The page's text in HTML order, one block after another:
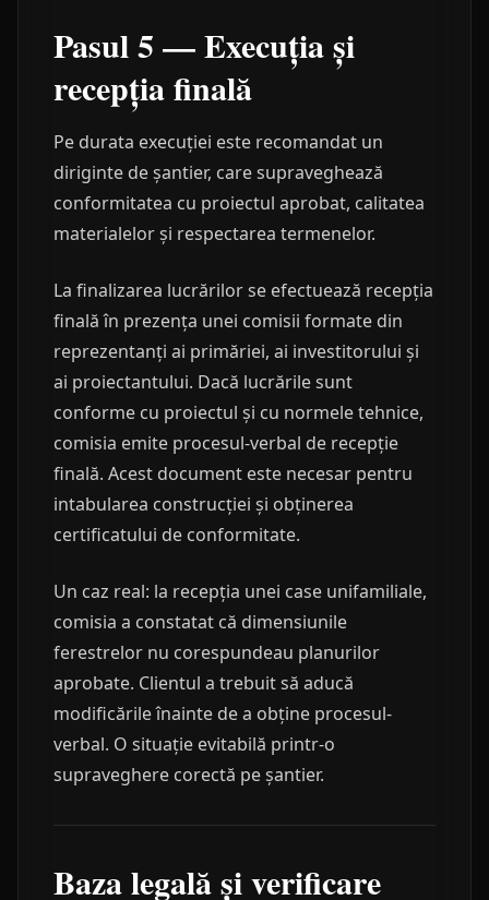
Pasul 5 — Execuția și
recepția finală
Pe durata execuției este recomandat un
diriginte de șantier, care supraveghează
conformitatea cu proiectul aprobat, calitatea
materialelor și respectarea termenelor.
La finalizarea lucrărilor se efectuează recepția
finală în prezența unei comisii formate din
reprezentanți ai primăriei, ai investitorului și
ai proiectantului. Dacă lucrările sunt
conforme cu proiectul și cu normele tehnice,
comisia emite procesul-verbal de recepție
finală. Acest document este necesar pentru
intabularea construcției și obținerea
certificatului de conformitate.
Un caz real: la recepția unei case unifamiliale,
comisia a constatat că dimensiunile
ferestrelor nu corespundeau planurilor
aprobate. Clientul a trebuit să aducă
modificările înainte de a obține procesul-
verbal. O situație evitabilă printr-o
supraveghere corectă pe șantier.
Baza legală și verificare